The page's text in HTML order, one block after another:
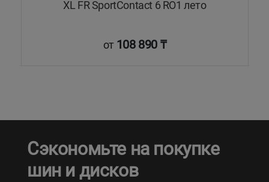
XL FR SportContact 6 RO1 лето
от 108 890 ₸
Сэкономьте на покупке
шин и дисков